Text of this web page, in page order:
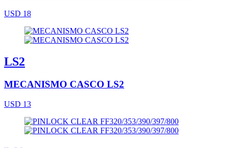
USD 18
LS2
MECANISMO CASCO LS2
USD 13